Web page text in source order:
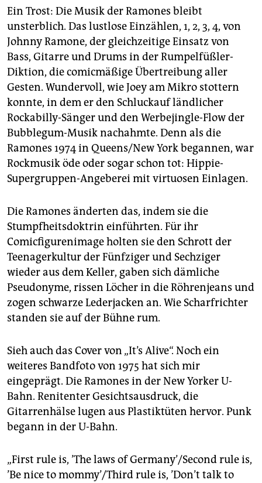
Ein Trost: Die Musik der Ramones bleibt
unsterblich. Das lustlose Einzählen, 1, 2, 3, 4, von
Johnny Ramone, der gleichzeitige Einsatz von
Bass, Gitarre und Drums in der Rumpelfüßler-
Diktion, die comicmäßige Übertreibung aller
Gesten. Wundervoll, wie Joey am Mikro stottern
konnte, in dem er den Schluckauf ländlicher
Rockabilly-Sänger und den Werbejingle-Flow der
Bubblegum-Musik nachahmte. Denn als die
Ramones 1974 in Queens/New York begannen, war
Rockmusik öde oder sogar schon tot: Hippie-
Supergruppen-Angeberei mit virtuosen Einlagen.
Die Ramones änderten das, indem sie die
Stumpfheitsdoktrin einführten. Für ihr
Comicfigurenimage holten sie den Schrott der
Teenagerkultur der Fünfziger und Sechziger
wieder aus dem Keller, gaben sich dämliche
Pseudonyme, rissen Löcher in die Röhrenjeans und
zogen schwarze Lederjacken an. Wie Scharfrichter
standen sie auf der Bühne rum.
Sieh auch das Cover von „It’s Alive“. Noch ein
weiteres Bandfoto von 1975 hat sich mir
eingeprägt. Die Ramones in der New Yorker U-
Bahn. Renitenter Gesichtsausdruck, die
Gitarrenhälse lugen aus Plastiktüten hervor. Punk
begann in der U-Bahn.
„First rule is, ’The laws of Germany’/Second rule is,
’Be nice to mommy’/Third rule is, ’Don’t talk to